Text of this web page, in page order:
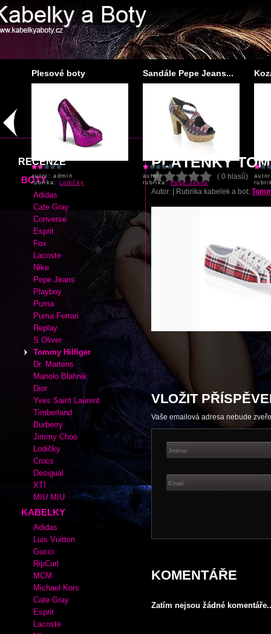
Plesové boty
autor: admin
rubrika: Lodičky
Sandále Pepe Jeans...
autor:
rubrika:Pepe Jeans
PLÁTĚNKY
( 0 hlasů)
Rubrika kabelek a bot:
VLOŽIT
RECENZE
BOTY
Adidas
Cate Gray
Converse
Esprit
Fox
Lacoste
Nike
Pepe Jeans
Playboy
Puma
Puma Ferrari
Replay
S.Oliver
Tommy Hilfiger
Dr. Martens
Manolo Blahnik
Dior
Yves Saint Laurent
Timberland
Burberry
Jimmy Choo
Lodičky
Crocs
Desigual
XTI
MIU MIU
KABELKY
Adidas
Luis Vuitton